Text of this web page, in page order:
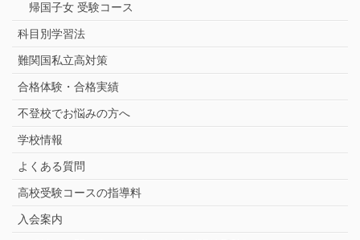
帰国子女 受験コース
科目別学習法
難関国私立高対策
合格体験・合格実績
不登校でお悩みの方へ
学校情報
よくある質問
高校受験コースの指導料
入会案内